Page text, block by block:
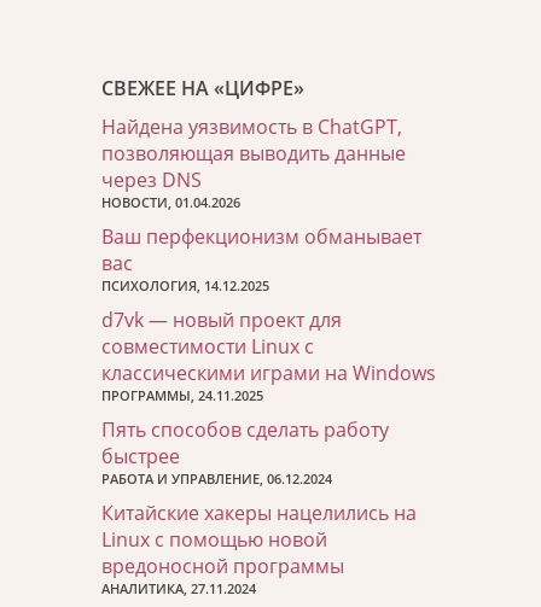
СВЕЖЕЕ НА «ЦИФРЕ»
Найдена уязвимость в ChatGPT,
позволяющая выводить данные
через DNS
НОВОСТИ, 01.04.2026
Ваш перфекционизм обманывает
вас
ПСИХОЛОГИЯ, 14.12.2025
d7vk — новый проект для
совместимости Linux с
классическими играми на Windows
ПРОГРАММЫ, 24.11.2025
Пять способов сделать работу
быстрее
РАБОТА И УПРАВЛЕНИЕ, 06.12.2024
Китайские хакеры нацелились на
Linux с помощью новой
вредоносной программы
АНАЛИТИКА, 27.11.2024